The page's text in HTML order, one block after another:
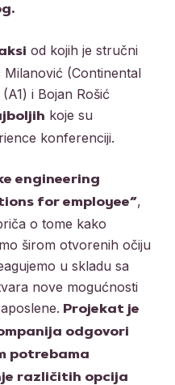
od kojih je stručni
(Continental
i Bojan Rošić
koje su
konferenciji.
engineering
for employee”,
o tome kako
širom otvorenih očiju
u skladu sa
nove mogućnosti
Projekat je
odgovori
potrebama
različitih opcija